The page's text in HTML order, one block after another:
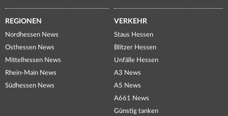
REGIONEN
Nordhessen News
Osthessen News
Mittelhessen News
Rhein-Main News
Südhessen News
VERKEHR
Staus Hessen
Blitzer Hessen
Unfälle Hessen
A3 News
A5 News
A661 News
Günstig tanken